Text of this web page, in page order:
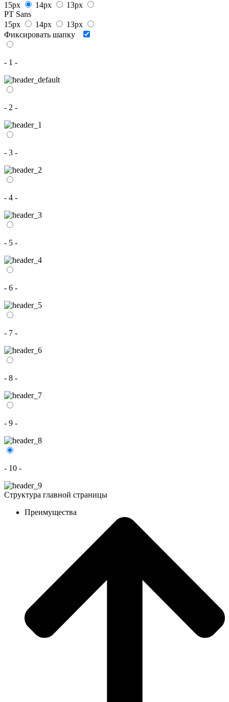
15px
14px
13px
PT Sans
15px
14px
13px
Фиксировать шапку
- 1 -
- 2 -
- 3 -
- 4 -
- 5 -
- 6 -
- 7 -
- 8 -
- 9 -
- 10 -
Структура главной страницы
Преимущества